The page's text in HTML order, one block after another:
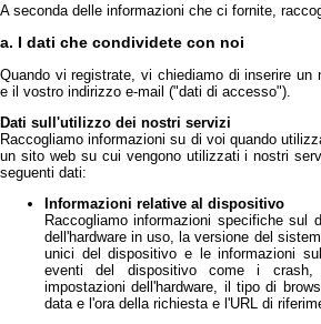
A seconda delle informazioni che ci fornite,
a. I dati che condividete con noi
Quando vi registrate, vi chiediamo di inserire un
e il vostro indirizzo e-mail ("dati di accesso").
Dati sull'utilizzo dei nostri servizi
Raccogliamo informazioni su di voi quando
un sito web su cui vengono utilizzati i nostri
seguenti dati:
Informazioni relative al dispositivo
Raccogliamo informazioni specifiche sul
dell'hardware in uso, la versione del
unici del dispositivo e le informazioni
eventi del dispositivo come i
impostazioni dell'hardware, il tipo di
data e l'ora della richiesta e l'URL di